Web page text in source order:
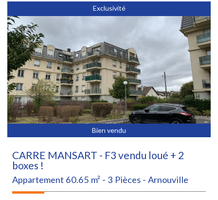
Bien vendu
Exclusivité
CARRE MANSART - F3 vendu loué + 2
boxes !
Appartement 60.65 m² - 3 Pièces - Arnouville